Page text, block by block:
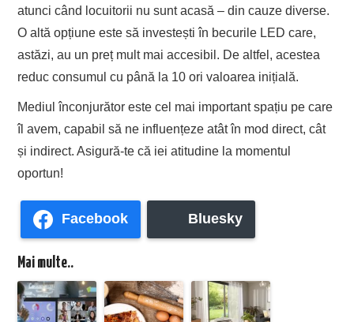
atunci când locuitorii nu sunt acasă – din cauze diverse.
O altă opțiune este să investești în becurile LED care,
astăzi, au un preț mult mai accesibil. De altfel, acestea
reduc consumul cu până la 10 ori valoarea inițială.
Mediul înconjurător este cel mai important spațiu pe care
îl avem, capabil să ne influențeze atât în mod direct, cât
și indirect. Asigură-te că iei atitudine la momentul
oportun!
Facebook Bluesky
Mai multe..